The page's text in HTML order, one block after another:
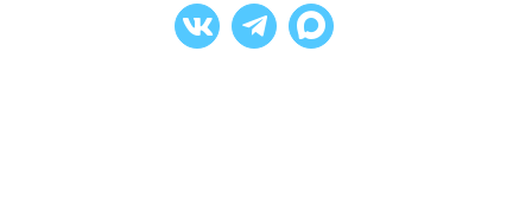
+7 (929) 008-27-90